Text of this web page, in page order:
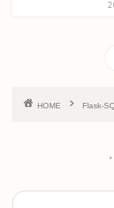
HOME Flask-